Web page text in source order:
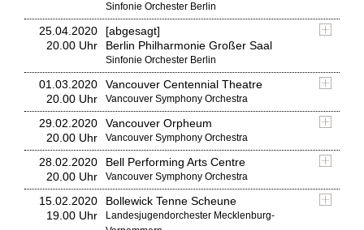
Sinfonie Orchester Berlin
25.04.2020
20.00 Uhr
[abgesagt]
Berlin Philharmonie Großer Saal
Sinfonie Orchester Berlin
01.03.2020
20.00 Uhr
Vancouver Centennial Theatre
Vancouver Symphony Orchestra
29.02.2020
20.00 Uhr
Vancouver Orpheum
Vancouver Symphony Orchestra
28.02.2020
20.00 Uhr
Bell Performing Arts Centre
Vancouver Symphony Orchestra
15.02.2020
19.00 Uhr
Bollewick Tenne Scheune
Landesjugendorchester Mecklenburg-